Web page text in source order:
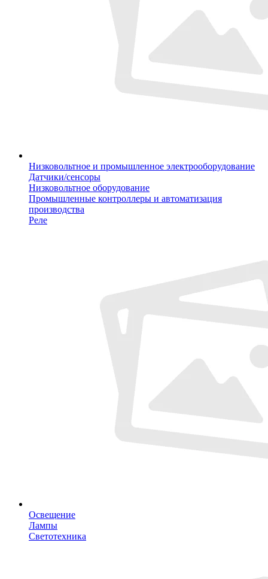
Низковольтное и промышленное электрооборудование
Датчики/сенсоры
Низковольтное оборудование
Промышленные контроллеры и автоматизация
производства
Реле
Освещение
Лампы
Светотехника